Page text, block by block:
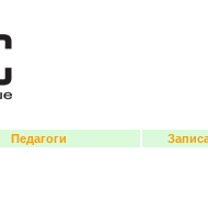
Педагоги